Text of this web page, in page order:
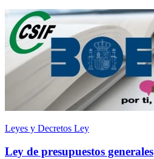
Leyes y Decretos Ley
Ley de presupuestos generales